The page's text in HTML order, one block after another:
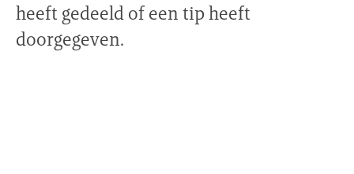
heeft gedeeld of een tip heeft
doorgegeven.